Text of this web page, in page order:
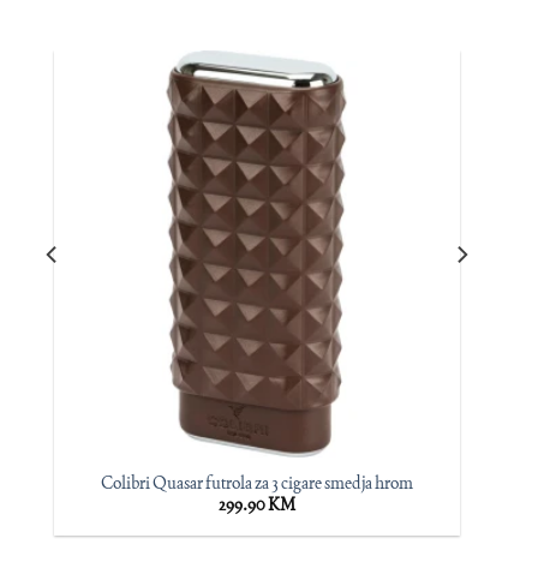
Colibri Quasar futrola za 3 cigare smedja hrom
299.90KM